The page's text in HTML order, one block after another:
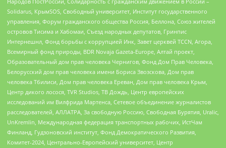
Solidarus, КрымSOS, Свободный университет, Институт государственного
управления, Форум гражданского общества Россия, Беллона, Союз жителей
островов Тисима и Хабомаи, Съезд народных депутатов, Гринпис
Интернешнл, Фонд борьбы с коррупцией Инк, Завет церквей TCCN, Агора,
Всемирный фонд природы, BDR Novaja Gazeta-Europe, Алтай проект,
Образовательный дом прав человека Чернигов, Фонд Дом Прав Человека,
Белорусский дом прав человека имени Бориса Звозскова, Дом прав
человека Тбилиси, Дом прав человека Ереван, Дом прав человека Крым,
Центр дикого лосося, TVR Studios, ТВ Дождь, Центр европейских
исследований им Вилфрида Мартенса, Сетевое объединение журналистов
расследователей, АЛЛАТРА, За свободную Россию, Свободная Бурятия, Uralic,
UnKremlin, Международная федерация транспортных рабочих, ИстЧам
Финланд, Гудзоновский институт, Фонд Демократического Развития,
Комитет-2024, Центрально-Европейский университет, Центр